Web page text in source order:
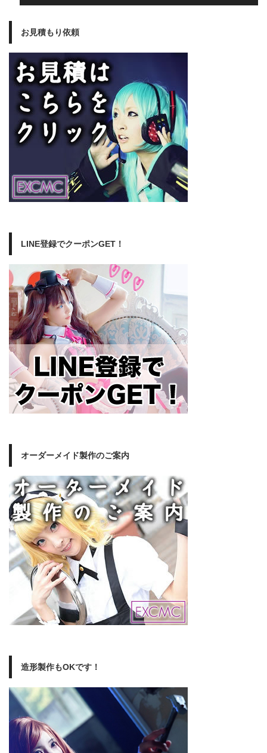
お見積もり依頼
LINE登録でクーポンGET！
オーダーメイド製作のご案内
造形製作もOKです！